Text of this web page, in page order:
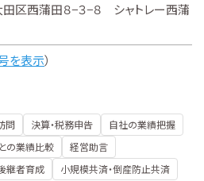
区西蒲田８−３−８ シャトレー西蒲
を表示）
問 決算・税務申告
自社の業績把握
の業績比較
経営助言
継者育成 小規模共済・倒産防止共済